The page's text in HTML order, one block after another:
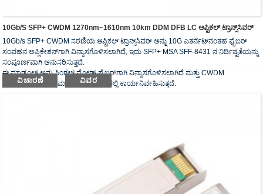
10Gb/s SFP+ CWDM 1270nm~1610nm 10km DDM DFB LC ಆಪ್ಟಿಕಲ್ ಟ್ರಾನ್ಸ್‌ಸಿವರ್
10Gb/s SFP+ CWDM ಸರಣಿಯ ಆಪ್ಟಿಕಲ್ ಟ್ರಾನ್ಸ್‌ಸಿವರ್ ಅನ್ನು 10G ಎತರ್ನೆಟ್‌ನಂತಹ ಫೈಬರ್
ಸಂವಹನ ಅಪ್ಲಿಕೇಶನ್‌ಗಾಗಿ ವಿನ್ಯಾಸಗೊಳಿಸಲಾಗಿದೆ, ಇದು SFP+ MSA SFF-8431 ನ ನಿರ್ದಿಷ್ಟತೆಯನ್ನು
ಸಂಪೂರ್ಣವಾಗಿ ಅನುಸರಿಸುತ್ತದೆ.
ಈ ಮಾಡ್ಯೂಲ್ ಅನ್ನು ಸಿಂಗಲ್ ಮೋಡ್ ಫೈಬರ್‌ಗಾಗಿ ವಿನ್ಯಾಸಗೊಳಿಸಲಾಗಿದೆ ಮತ್ತು CWDM
ತರಂಗಾಂತರದ ನಾಮಮಾತ್ರ ತರಂಗಾಂತರದಲ್ಲಿ ಕಾರ್ಯನಿರ್ವಹಿಸುತ್ತದೆ.
ವಿಚಾರಣೆ ವಿವರ